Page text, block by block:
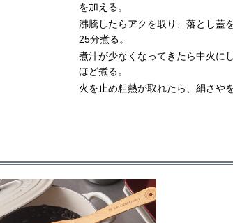
を加える。
沸騰したらアクを取り、落とし蓋
25分煮る。
煮汁が少なくなってきたら中火に
ほど煮る。
火を止め粗熱が取れたら、絹さや